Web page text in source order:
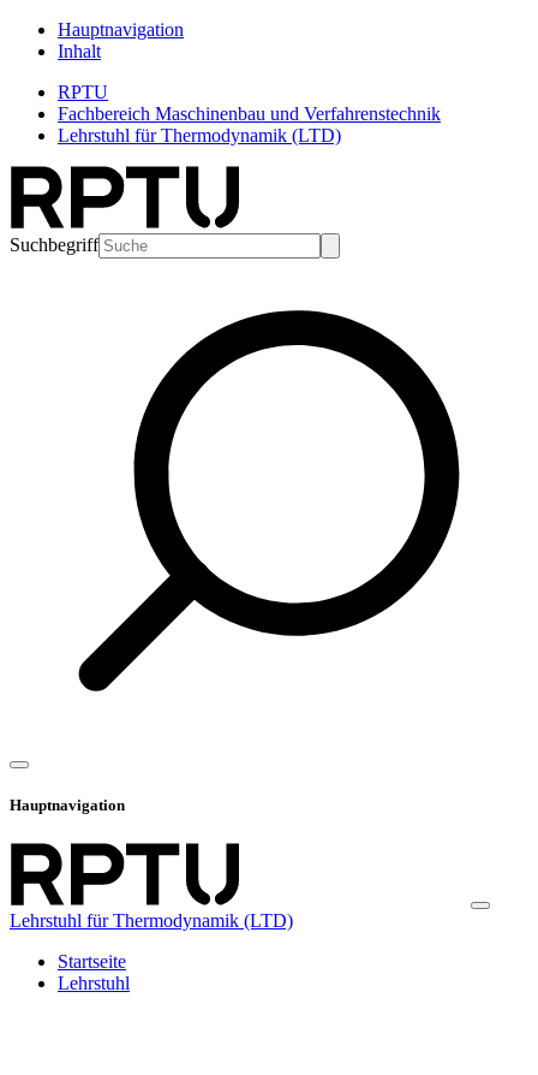
Hauptnavigation
Inhalt
RPTU
Fachbereich Maschinenbau und Verfahrenstechnik
Lehrstuhl für Thermodynamik (LTD)
Suchbegriff
Hauptnavigation
Lehrstuhl für Thermodynamik (LTD)
Startseite
Lehrstuhl